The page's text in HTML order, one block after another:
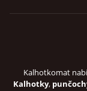
Kalhotkomat
Kalhotky,